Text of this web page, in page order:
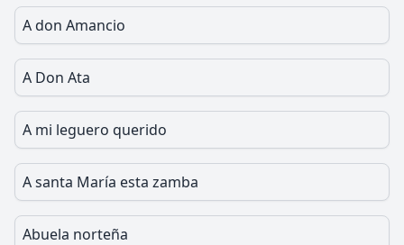
A don Amancio
A Don Ata
A mi leguero querido
A santa María esta zamba
Abuela norteña